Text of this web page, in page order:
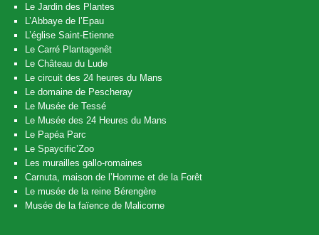
Le Jardin des Plantes
L’Abbaye de l’Epau
L’église Saint-Etienne
Le Carré Plantagenêt
Le Château du Lude
Le circuit des 24 heures du Mans
Le domaine de Pescheray
Le Musée de Tessé
Le Musée des 24 Heures du Mans
Le Papéa Parc
Le Spaycific’Zoo
Les murailles gallo-romaines
Carnuta, maison de l’Homme et de la Forêt
Le musée de la reine Bérengère
Musée de la faïence de Malicorne